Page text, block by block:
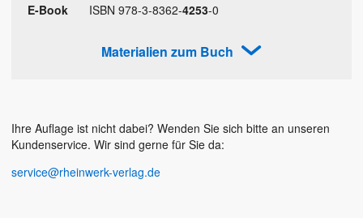
E-Book
ISBN 978-3-8362-4253-0
Materialien zum Buch
Ihre Auflage ist nicht dabei? Wenden Sie sich bitte an unseren
Kundenservice. Wir sind gerne für Sie da:
service@rheinwerk-verlag.de